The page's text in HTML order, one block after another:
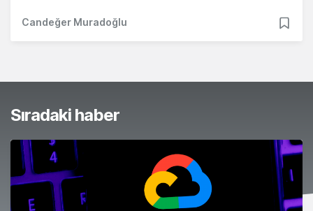
Candeğer Muradoğlu
Sıradaki haber